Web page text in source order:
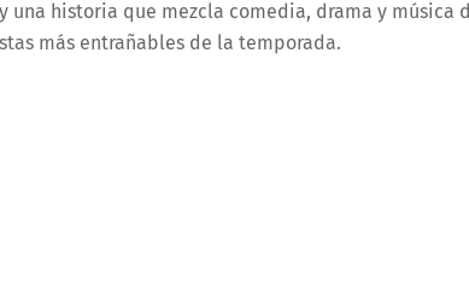
historia que mezcla comedia, drama y música
más entrañables de la temporada.